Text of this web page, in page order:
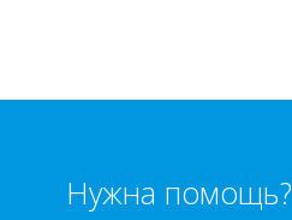
Нужна помощь?